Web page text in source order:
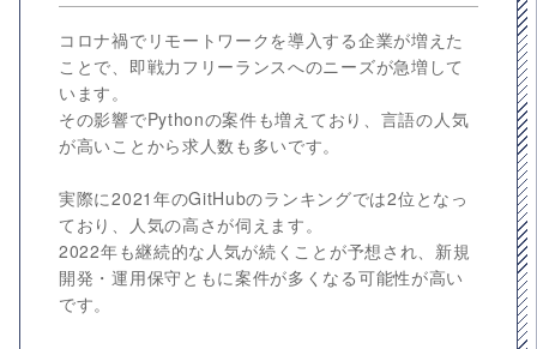
コロナ禍でリモートワークを導入する企業が増えた
ことで、即戦力フリーランスへのニーズが急増して
います。
その影響でPythonの案件も増えており、言語の人気
が高いことから求人数も多いです。
実際に2021年のGitHubのランキングでは2位となっ
ており、人気の高さが伺えます。
2022年も継続的な人気が続くことが予想され、新規
開発・運用保守ともに案件が多くなる可能性が高い
です。